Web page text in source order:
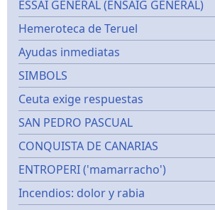
ESSAI GÉNÉRAL (ENSAIG GENERAL)
Hemeroteca de Teruel
Ayudas inmediatas
SIMBOLS
Ceuta exige respuestas
SAN PEDRO PASCUAL
CONQUISTA DE CANARIAS
ENTROPERI ('mamarracho')
Incendios: dolor y rabia